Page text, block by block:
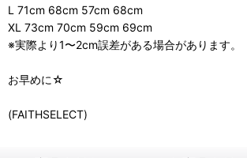
L 71cm 68cm 57cm 68cm
XL 73cm 70cm 59cm 69cm
※実際より1〜2cm誤差がある場合があります。
お早めに☆
(FAITHSELECT)